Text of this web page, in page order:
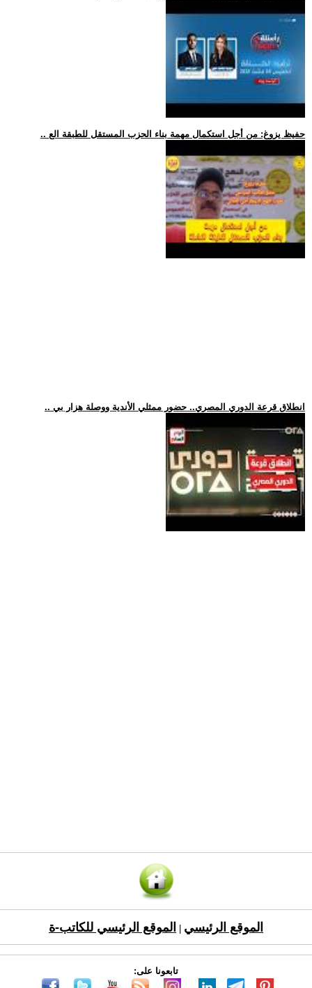
.. حفيظ يزوغ: من أجل استكمال مهمة بناء الحزب المستقل للطبقة الع
.. انطلاق قرعة الدوري المصري.. حضور ممثلي الأندية ووصلة هزار بي
الموقع الرئيسي الموقع الرئيسي للكاتب-ة
تابعونا على: